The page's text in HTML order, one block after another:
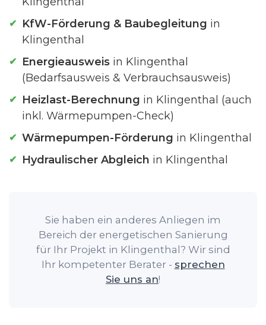
KfW-Förderung & Baubegleitung in
Klingenthal
Energieausweis in Klingenthal
(Bedarfsausweis & Verbrauchsausweis)
Heizlast-Berechnung in Klingenthal (auch
inkl. Wärmepumpen-Check)
Wärmepumpen-Förderung in Klingenthal
Hydraulischer Abgleich in Klingenthal
Sie haben ein anderes Anliegen im
Bereich der energetischen Sanierung
für Ihr Projekt in Klingenthal? Wir sind
Ihr kompetenter Berater - sprechen
Sie uns an!